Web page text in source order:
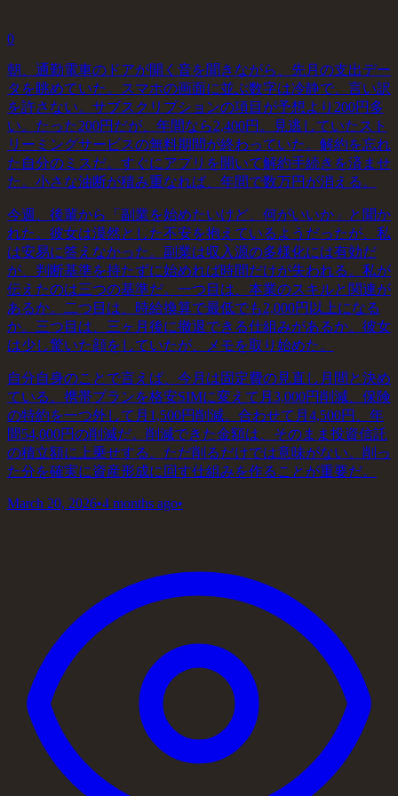
0
朝、通勤電車のドアが開く音を聞きながら、先月の支出デー
タを眺めていた。スマホの画面に並ぶ数字は冷静で、言い訳
を許さない。サブスクリプションの項目が予想より200円多
い。たった200円だが、年間なら2,400円。見逃していたスト
リーミングサービスの無料期間が終わっていた。解約を忘れ
た自分のミスだ。すぐにアプリを開いて解約手続きを済ませ
た。小さな油断が積み重なれば、年間で数万円が消える。
今週、後輩から「副業を始めたいけど、何がいいか」と聞か
れた。彼女は漠然とした不安を抱えているようだったが、私
は安易に答えなかった。副業は収入源の多様化には有効だ
が、判断基準を持たずに始めれば時間だけが失われる。私が
伝えたのは三つの基準だ。一つ目は、本業のスキルと関連が
あるか。二つ目は、時給換算で最低でも2,000円以上になる
か。三つ目は、三ヶ月後に撤退できる仕組みがあるか。彼女
は少し驚いた顔をしていたが、メモを取り始めた。
自分自身のことで言えば、今月は固定費の見直し月間と決め
ている。携帯プランを格安SIMに変えて月3,000円削減、保険
の特約を一つ外して月1,500円削減。合わせて月4,500円、年
間54,000円の削減だ。削減できた金額は、そのまま投資信託
の積立額に上乗せする。ただ削るだけでは意味がない。削っ
た分を確実に資産形成に回す仕組みを作ることが重要だ。
March 20, 2026•4 months ago•